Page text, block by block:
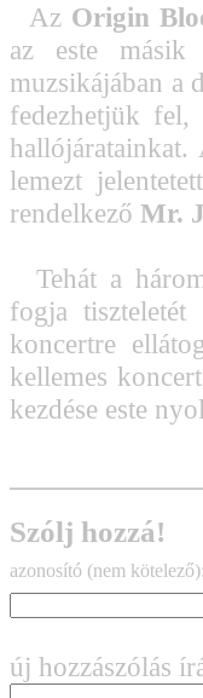
Az Origin
az este
muzsikájában a
fedezhetjük fel,
lemezt
rendelkező Mr.
Tehát a
fogja
koncertre
kellemes
kezdése este
Szólj hozzá!
azonosító (nem kötelező):
új hozzászólás